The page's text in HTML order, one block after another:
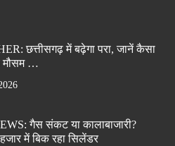
छत्तीसगढ़ में बढ़ेगा परा, जानें कैसा
मौसम …
गैस संकट या कालाबाजारी?
में बिक रहा सिलेंडर